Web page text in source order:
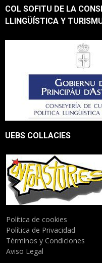
COL SOFITU DE LA
LLINGÜÍSTICA Y
UEBS COLLACIES
Política de cookies
Política de Privacidad
Términos y Condiciones
Aviso Legal